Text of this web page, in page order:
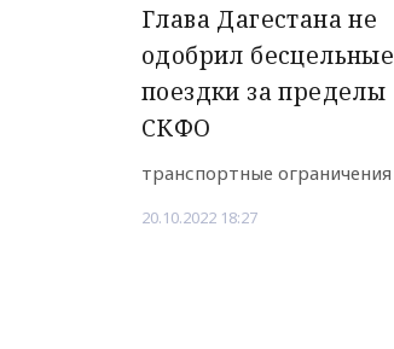
Глава Дагестана не
одобрил бесцельные
поездки за пределы
СКФО
транспортные ограничения
20.10.2022 18:27